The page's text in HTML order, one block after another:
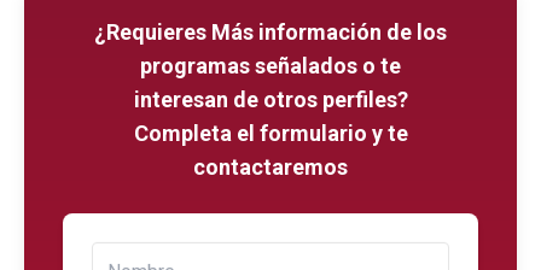
¿Requieres Más información de los
programas señalados o te
interesan de otros perfiles?
Completa el formulario y te
contactaremos